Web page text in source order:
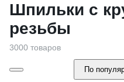
Шпильки с
резьбы
3000 товаров
По